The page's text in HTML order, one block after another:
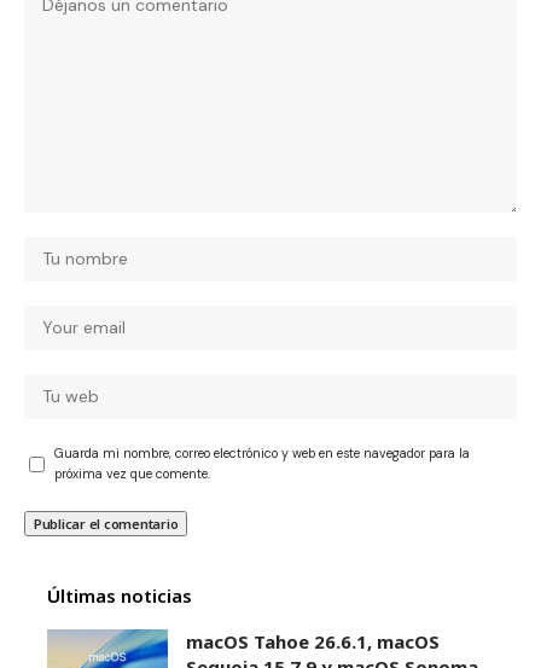
Guarda mi nombre, correo electrónico y web en este navegador para la
próxima vez que comente.
Últimas noticias
macOS Tahoe 26.6.1, macOS